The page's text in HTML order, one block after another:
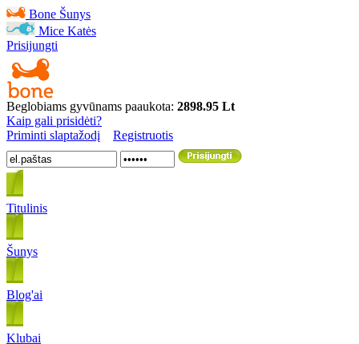
Bone Šunys
Mice Katės
Prisijungti
Beglobiams gyvūnams paaukota: 2898.95 Lt
Kaip gali prisidėti?
Priminti slaptažodį
Registruotis
Titulinis
Šunys
Blog'ai
Klubai